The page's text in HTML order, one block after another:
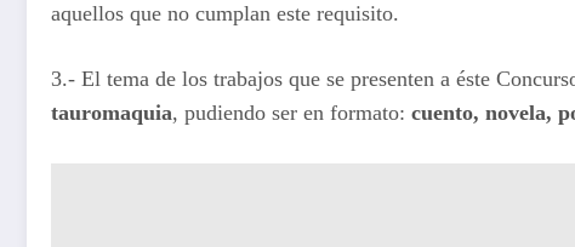
aquellos que no cumplan este requisito.
3.- El tema de los trabajos que se presenten a éste
tauromaquia, pudiendo ser en formato: cuento, novela,